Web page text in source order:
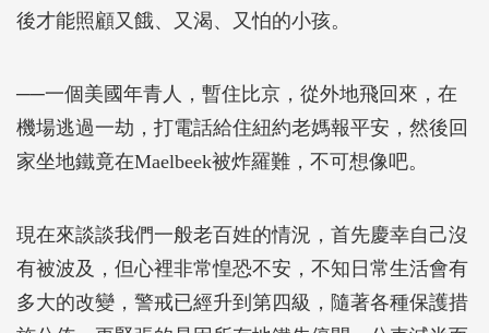
後才能照顧又餓、又渴、又怕的小孩。
──一個美國年青人，暫住比京，從外地飛回來，在
機場逃過一劫，打電話給住紐約老媽報平安，然後回
家坐地鐵竟在Maelbeek被炸羅難，不可想像吧。
現在來談談我們一般老百姓的情況，首先慶幸自己沒
有被波及，但心裡非常惶恐不安，不知日常生活會有
多大的改變，警戒已經升到第四級，隨著各種保護措